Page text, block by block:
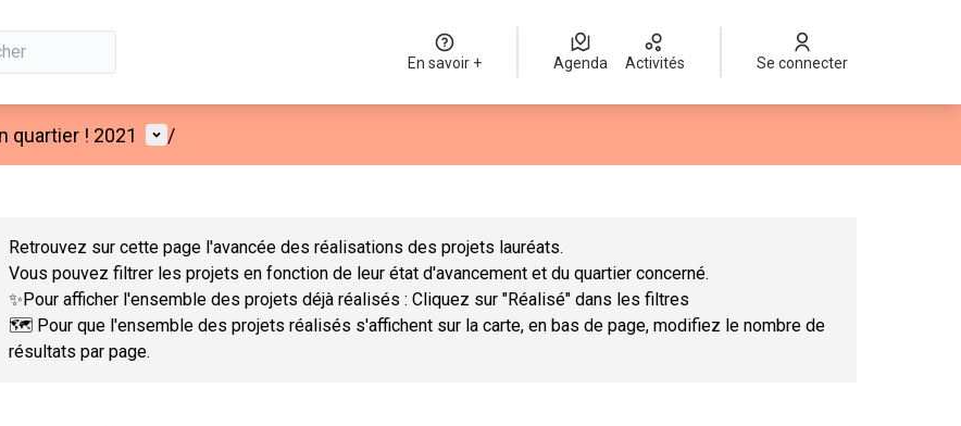
En savoir + Agenda Activités Se connecter
quartier ! 2021 Menu utilisateur
/
carte
Retrouvez sur cette page l'avancée des réalisations des projets lauréats.
Vous pouvez filtrer les projets en fonction de leur état d'avancement et du quartier concerné.
✨Pour afficher l'ensemble des projets déjà réalisés : Cliquez sur "Réalisé" dans les filtres
🗺️ Pour que l'ensemble des projets réalisés s'affichent sur la carte, en bas de page, modifiez le nombre de
résultats par page.